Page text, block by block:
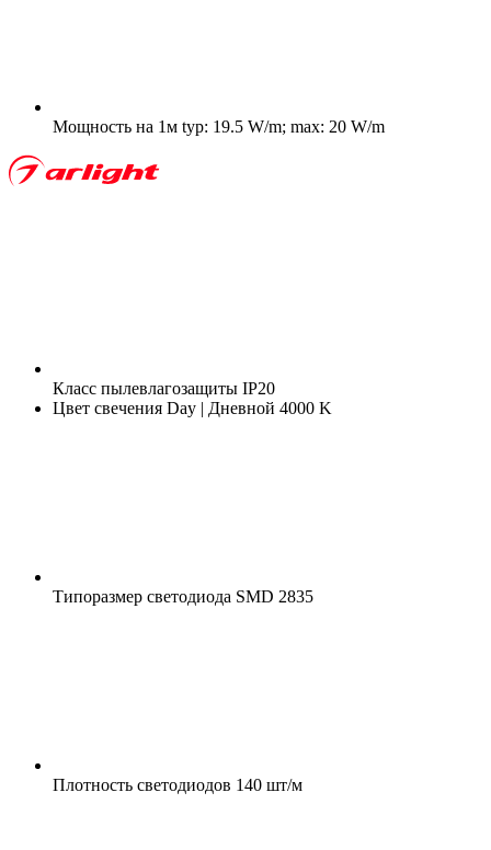
Мощность на 1м typ: 19.5 W/m; max: 20 W/m
Класс пылевлагозащиты IP20
Цвет свечения Day | Дневной 4000 K
Типоразмер светодиода SMD 2835
Плотность светодиодов 140 шт/м